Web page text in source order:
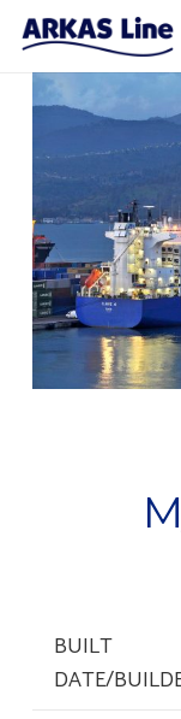
BUILT
DATE/